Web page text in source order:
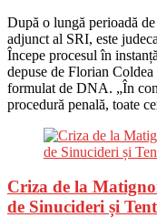
După o lungă perioadă
adjunct al SRI, este
Începe procesul în
depuse de Florian
formulat de DNA. „În
procedură penală, toate
Criza de la
de Sinucideri și